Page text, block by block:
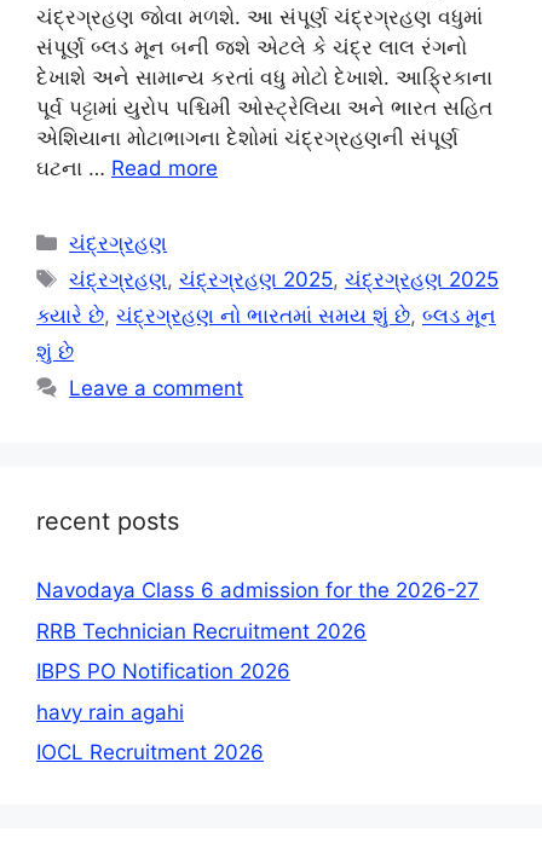
ચંદ્રગ્રહણ જોવા મળશે. આ સંપૂર્ણ ચંદ્રગ્રહણ વધુમાં
સંપૂર્ણ બ્લડ મૂન બની જશે એટલે કે ચંદ્ર લાલ રંગનો
દેખાશે અને સામાન્ય કરતાં વધુ મોટો દેખાશે. આફ્રિકાના
પૂર્વ પટ્ટામાં યુરોપ પશ્ચિમી ઓસ્ટ્રેલિયા અને ભારત સહિત
એશિયાના મોટાભાગના દેશોમાં ચંદ્રગ્રહણની સંપૂર્ણ
ઘટના … Read more
Categories
ચંદ્રગ્રહણ
Tags
ચંદ્રગ્રહણ,ચંદ્રગ્રહણ 2025,ચંદ્રગ્રહણ 2025
ક્યારે છે, ચંદ્રગ્રહણ નો ભારતમાં સમય શું છે, બ્લડ મૂન
શું છે
Leave a comment
recent posts
Navodaya Class 6 admission for the 2026-27
RRB Technician Recruitment 2026
IBPS PO Notification 2026
havy rain agahi
IOCL Recruitment 2026